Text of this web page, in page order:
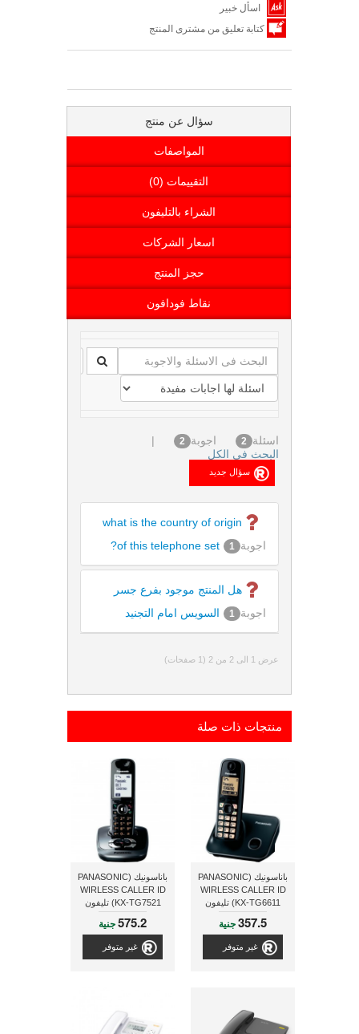
اسأل خبير
كتابة تعليق من مشترى المنتج
سؤال عن منتج
المواصفات
التقييمات (0)
الشراء بالتليفون
اسعار الشركات
حجز المنتج
نقاط فودافون
اسئلة 2 اجوبة 2
|
البحث فى الكل
what is the country of origin
of this telephone set?
اجوبة 1
هل المنتج موجود بفرع جسر
السويس امام التجنيد
اجوبة 1
عرض 1 الى 2 من 2 (1 صفحات)
منتجات ذات صلة
باناسونيك (PANASONIC
WIRLESS CALLER ID
KX-TG6611) تليفون
لاسلكى
357.5جنية
غير متوفر
باناسونيك (PANASONIC
WIRLESS CALLER ID
KX-TG7521) تليفون
لاسلكى مزود بجهاز الرد
الاّلى
575.2جنية
غير متوفر